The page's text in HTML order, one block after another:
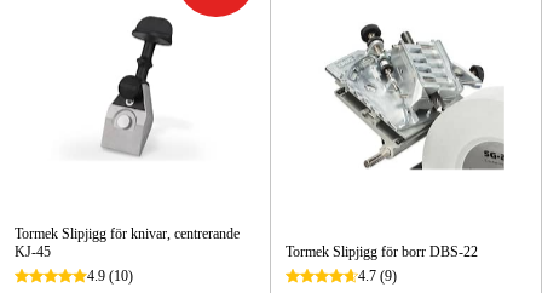
Tormek Slipjigg för knivar, centrerande
KJ-45
4.9 (10)
Tormek Slipjigg för borr DBS-22
4.7 (9)